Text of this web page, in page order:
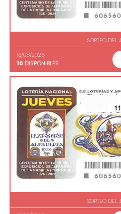
SORTEO DEL
13/08/2026
10 DISPONIBLES
SORTEO DEL